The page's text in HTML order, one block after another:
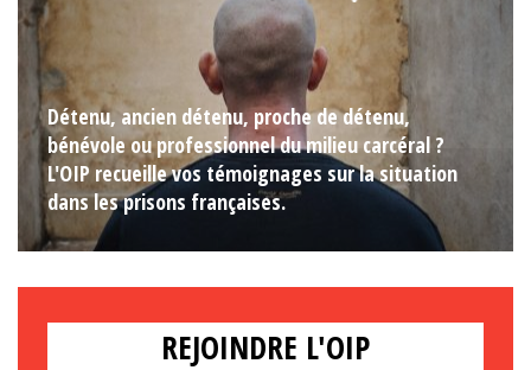
Détenu, ancien détenu, proche de détenu,
bénévole ou professionnel du milieu carcéral ?
L'OIP recueille vos témoignages sur la situation
dans les prisons françaises.
REJOINDRE L'OIP